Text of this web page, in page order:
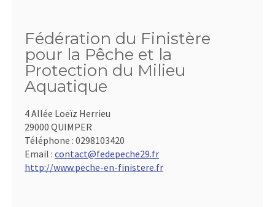
Fédération du Finistère
pour la Pêche et la
Protection du Milieu
Aquatique
4 Allée Loeïz Herrieu
29000 QUIMPER
Téléphone : 0298103420
Email : contact@fedepeche29.fr
http://www.peche-en-finistere.fr